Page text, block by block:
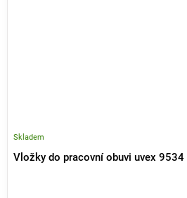
Vložky do pracovní obuvi uvex 9534
Skladem